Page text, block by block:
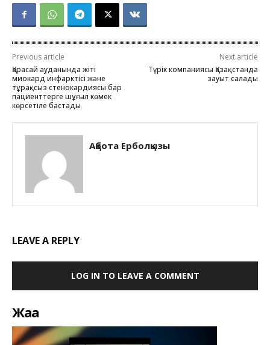
Previous article
Қарасай ауданында жіті
миокард инфарктісі және
тұрақсыз стенокардиясы бар
пациенттерге шұғыл көмек
көрсетіле бастады
Next article
Түрік компаниясы Қазақстанда
зауыт салады
Ақбота Ерболқызы
LEAVE A REPLY
LOG IN TO LEAVE A COMMENT
Жаңа